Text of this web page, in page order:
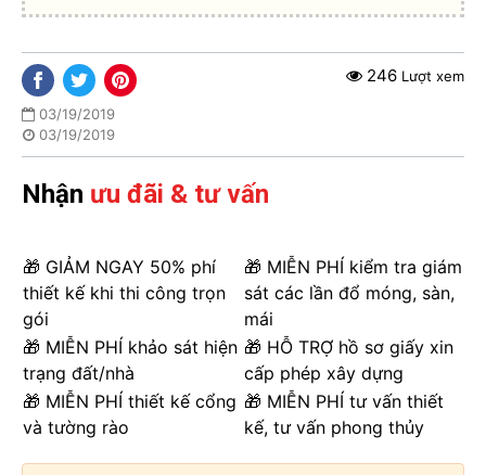
03/19/2019
03/19/2019
246 Lượt xem
Nhận ưu đãi & tư vấn
🎁 GIẢM NGAY 50% phí
thiết kế khi thi công trọn
gói
🎁 MIỄN PHÍ kiểm tra giám
sát các lần đổ móng, sàn,
mái
🎁 MIỄN PHÍ khảo sát hiện
trạng đất/nhà
🎁 HỖ TRỢ hồ sơ giấy xin
cấp phép xây dựng
🎁 MIỄN PHÍ thiết kế cổng
và tường rào
🎁 MIỄN PHÍ tư vấn thiết
kế, tư vấn phong thủy